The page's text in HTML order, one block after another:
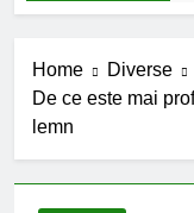
Home
Diverse
De ce este mai
lemn